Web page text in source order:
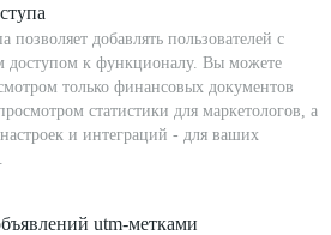
позволяет добавлять пользователей с
к функционалу. Вы можете
только финансовых документов
статистики для маркетологов, а
и интеграций - для ваших
utm-метками